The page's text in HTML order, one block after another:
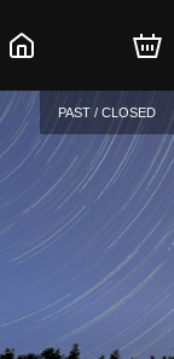
PAST / CLOSED